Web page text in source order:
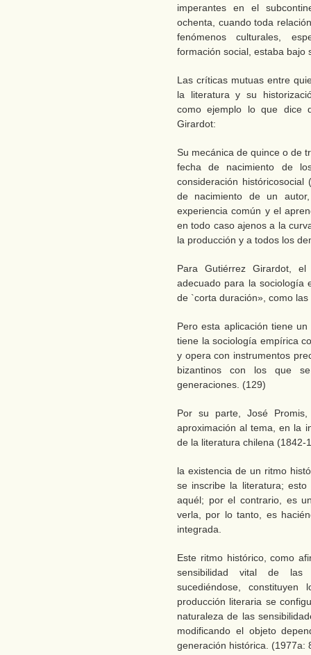
imperantes en el
ochenta, cuando toda
fenómenos culturales,
formación social, estaba bajo
Las críticas mutuas entre
la literatura y su
como ejemplo lo que dice
Girardot:
Su mecánica de quince o de
fecha de nacimiento de
consideración
de nacimiento de un
experiencia común y el
en todo caso ajenos a la
la producción y a todos los
Para Gutiérrez Girardot,
adecuado para la sociología
de `corta duración», como
Pero esta aplicación tiene
tiene la sociología empírica
y opera con instrumentos
bizantinos con los que
generaciones. (129)
Por su parte, José
aproximación al tema, en la
de la literatura chilena (1842-
la existencia de un ritmo
se inscribe la literatura;
aquél; por el contrario, es
verla, por lo tanto, es
integrada.
Este ritmo histórico, como
sensibilidad vital de las
sucediéndose,
producción literaria se
naturaleza de las
modificando el objeto
generación histórica. (1977a: